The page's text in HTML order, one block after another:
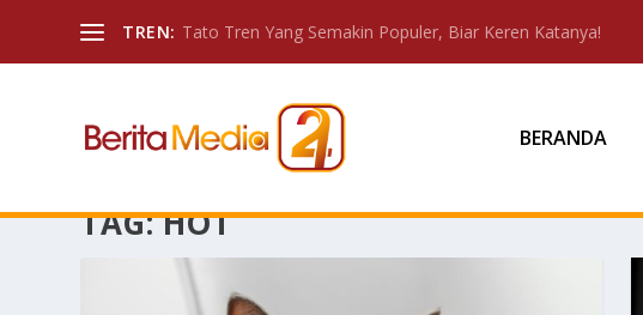
TREN: Tato Tren Yang Semakin Populer, Biar Keren Katanya!
BERANDA
TAG:HOT